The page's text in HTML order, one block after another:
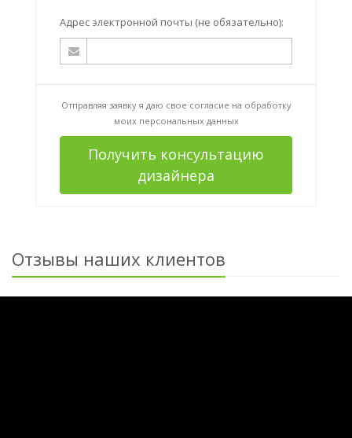
Адрес электронной почты (не обязательно):
Отправляя заявку я даю свое согласие на обработку
моих персональных данных
Получить консультацию
дизайнера
Отзывы наших клиентов